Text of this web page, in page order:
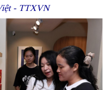
- TTXVN